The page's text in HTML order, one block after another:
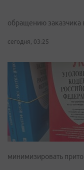
обращению заказчика
сегодня, 03:25
минимизировать